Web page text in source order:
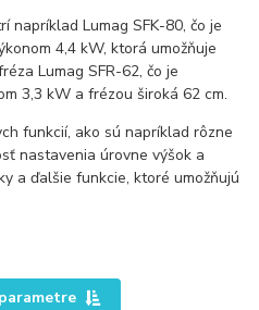
napríklad Lumag SFK-80, čo je
4,4 kW, ktorá umožňuje
Lumag SFR-62, čo je
3,3 kW a frézou široká 62 cm.
funkcií, ako sú napríklad rôzne
nastavenia úrovne výšok a
a ďalšie funkcie, ktoré umožňujú